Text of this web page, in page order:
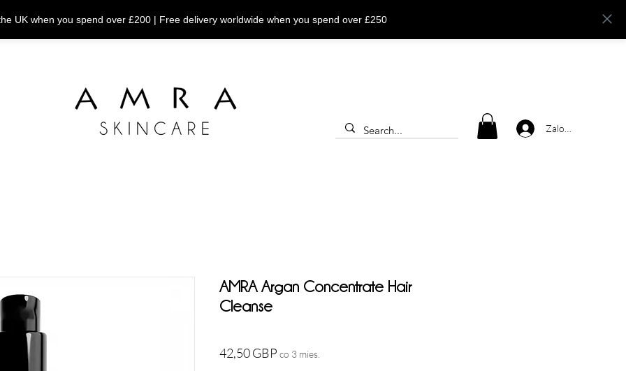
UK when you spend over £200 | Free delivery worldwide when you spend over £250
Zaloguj się
AMRA Argan Concentrate Hair
Cleanse
42,50 GBPCena
co 3 mies.